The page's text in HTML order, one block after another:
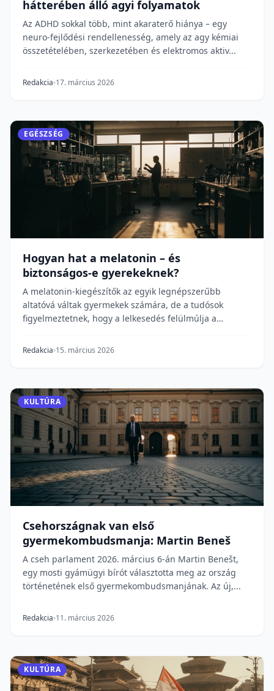
hátterében álló agyi folyamatok
Az ADHD sokkal több, mint akaraterő hiánya – egy
neuro-fejlődési rendellenesség, amely az agy kémiai
összetételében, szerkezetében és elektromos aktiv...
Redakcia 17. március 2026
EGÉSZSÉG
Hogyan hat a melatonin – és
biztonságos-e gyerekeknek?
A melatonin-kiegészítők az egyik legnépszerűbb
altatóvá váltak gyermekek számára, de a tudósok
figyelmeztetnek, hogy a lelkesedés felülmúlja a
Redakcia 15. március 2026
KULTÚRA
Csehországnak van első
gyermekombudsmanja: Martin Beneš
A cseh parlament 2026. március 6-án Martin Benešt,
egy mosti gyámügyi bírót választotta meg az ország
történetének első gyermekombudsmanjának. Az új,...
Redakcia 11. március 2026
KULTÚRA